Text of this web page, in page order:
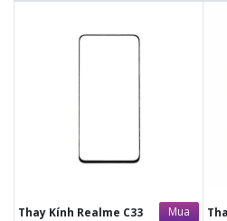
Thay Kính Realme C33 Mua
Tặng dán Cường lực, Ốp lưng khi
& sửa chữa trị giá 50.000đTặng dán
Tặng Voucher Giảm giá mua máy